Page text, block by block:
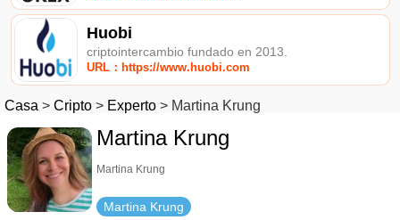
Huobi
criptointercambio fundado en 2013.
URL：https://www.huobi.com
Casa > Cripto > Experto > Martina Krung
Martina Krung
Martina Krung
Martina Krung